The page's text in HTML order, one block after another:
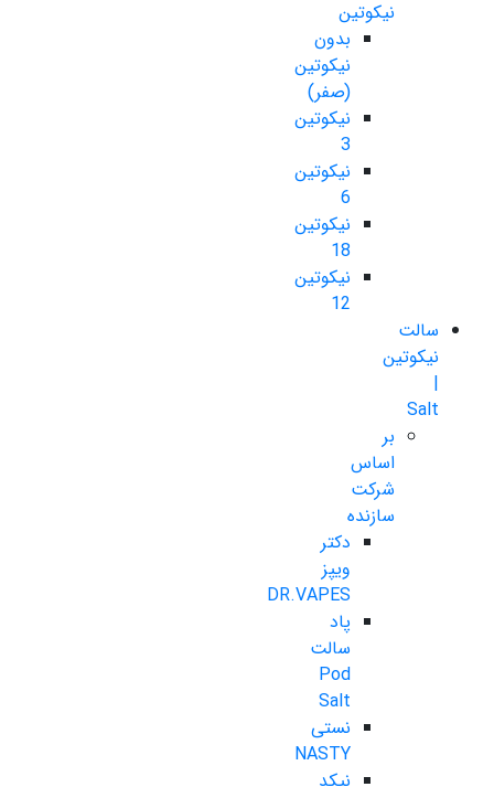
نیکوتین
بدون
نیکوتین
(صفر)
نیکوتین
3
نیکوتین
6
نیکوتین
18
نیکوتین
12
سالت
نیکوتین
|
Salt
بر
اساس
شرکت
سازنده
دکتر
ویپز
DR.VAPES
پاد
سالت
Pod
Salt
نستی
NASTY
نیکد